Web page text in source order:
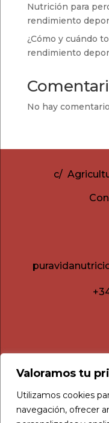
Valoramos tu
Utilizamos cookies
navegación, ofrecer
Nutrición para
rendimiento
¿Cómo y cuándo
rendimiento
No hay
c/